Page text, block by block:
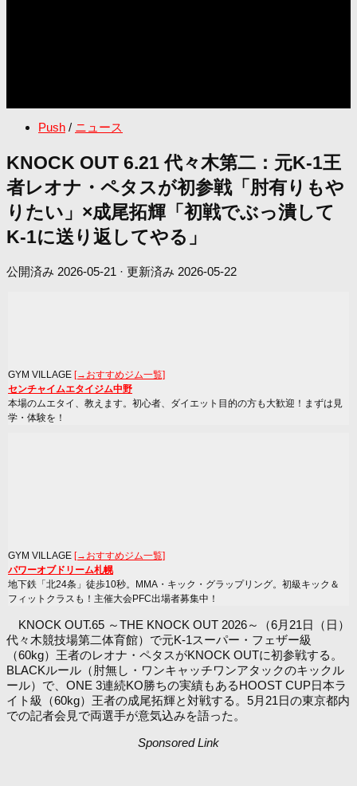
Push / ニュース
KNOCK OUT 6.21 代々木第二：元K-1王
者レオナ・ペタスが初参戦「肘有りもや
りたい」×成尾拓輝「初戦でぶっ潰して
K-1に送り返してやる」
公開済み 2026-05-21 · 更新済み 2026-05-22
GYM VILLAGE [→おすすめジム一覧]
センチャイムエタイジム中野
本場のムエタイ、教えます。初心者、ダイエット目的の方も大歓迎！まずは見
学・体験を！
GYM VILLAGE [→おすすめジム一覧]
パワーオブドリーム札幌
地下鉄「北24条」徒歩10秒。MMA・キック・グラップリング。初級キック＆
フィットクラスも！主催大会PFC出場者募集中！
KNOCK OUT.65 ～THE KNOCK OUT 2026～（6月21日（日）
代々木競技場第二体育館）で元K-1スーパー・フェザー級
（60kg）王者のレオナ・ペタスがKNOCK OUTに初参戦する。
BLACKルール（肘無し・ワンキャッチワンアタックのキックル
ール）で、ONE 3連続KO勝ちの実績もあるHOOST CUP日本ラ
イト級（60kg）王者の成尾拓輝と対戦する。5月21日の東京都内
での記者会見で両選手が意気込みを語った。
Sponsored Link